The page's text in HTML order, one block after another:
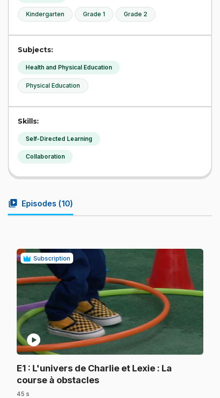
Kindergarten Grade 1 Grade 2
Subjects:
Health and Physical Education
Physical Education
Skills:
Self-Directed Learning
Collaboration
video_library Episodes (10)
Subscription
play_circle
E1 : L'univers de Charlie et Lexie : La
course à obstacles.
45 s